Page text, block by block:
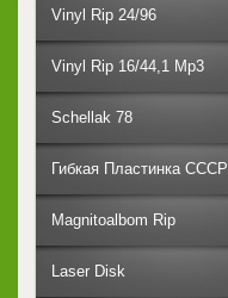
Vinyl Rip 24/96
Vinyl Rip 16/44,1 Mp3
Schellak 78
Гибкая Пластинка СССР
Magnitoalbom Rip
Laser Disk